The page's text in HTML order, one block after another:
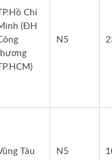
TP.Hồ Chí
(ĐH
TP.HCM)
N5
Tàu N5